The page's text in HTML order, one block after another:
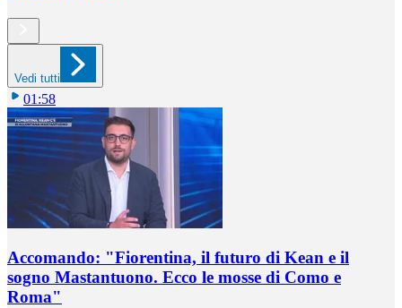
Vedi tutti
01:58
Accomando: "Fiorentina, il futuro di Kean e il
sogno Mastantuono. Ecco le mosse di Como e
Roma"